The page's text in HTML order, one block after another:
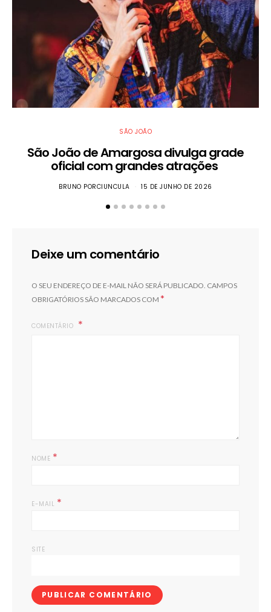
SÃO JOÃO
São João de Amargosa divulga grade
oficial com grandes atrações
BRUNO PORCIUNCULA 15 DE JUNHO DE 2026
Deixe um comentário
O SEU ENDEREÇO DE E-MAIL NÃO SERÁ PUBLICADO. CAMPOS
OBRIGATÓRIOS SÃO MARCADOS COM *
COMENTÁRIO
NOME *
E-MAIL *
SITE